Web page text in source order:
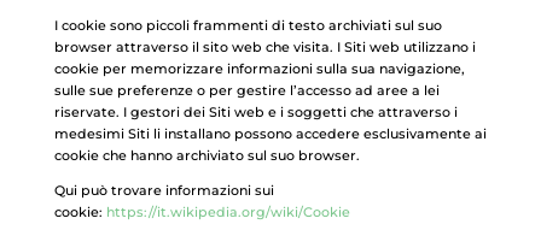
I cookie sono piccoli frammenti di testo archiviati sul suo
browser attraverso il sito web che visita. I Siti web utilizzano i
cookie per memorizzare informazioni sulla sua navigazione,
sulle sue preferenze o per gestire l’accesso ad aree a lei
riservate. I gestori dei Siti web e i soggetti che attraverso i
medesimi Siti li installano possono accedere esclusivamente ai
cookie che hanno archiviato sul suo browser.
Qui può trovare informazioni sui
cookie: https://it.wikipedia.org/wiki/Cookie